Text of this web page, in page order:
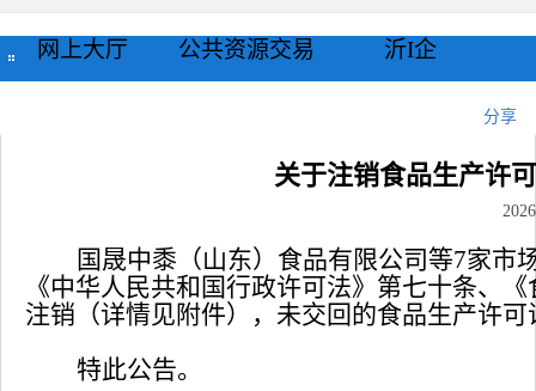
网上大厅 公共资源交易 沂I企
分享
关于注销食品生产许
国晟中黍（山东）食品有限公司等7家市
《中华人民共和国行政许可法》第七十条、
注销（详情见附件），未交回的食品生产许
特此公告。